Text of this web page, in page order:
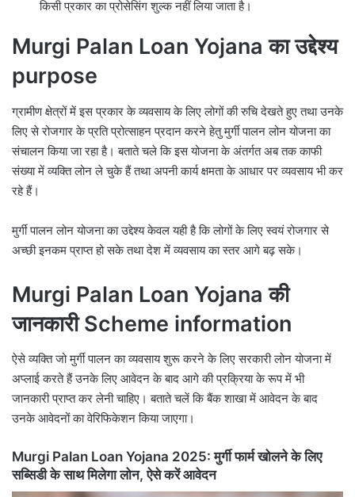
किसी प्रकार का प्रोसेसिंग शुल्क नहीं लिया जाता है।
Murgi Palan Loan Yojana का उद्देश्य
purpose
ग्रामीण क्षेत्रों में इस प्रकार के व्यवसाय के लिए लोगों की रुचि देखते हुए तथा उनके
लिए से रोजगार के प्रति प्रोत्साहन प्रदान करने हेतु मुर्गी पालन लोन योजना का
संचालन किया जा रहा है। बताते चले कि इस योजना के अंतर्गत अब तक काफी
संख्या में व्यक्ति लोन ले चुके हैं तथा अपनी कार्य क्षमता के आधार पर व्यवसाय भी कर
रहे हैं।
मुर्गी पालन लोन योजना का उद्देश्य केवल यही है कि लोगों के लिए स्वयं रोजगार से
अच्छी इनकम प्राप्त हो सके तथा देश में व्यवसाय का स्तर आगे बढ़ सके।
Murgi Palan Loan Yojana की
जानकारी Scheme information
ऐसे व्यक्ति जो मुर्गी पालन का व्यवसाय शुरू करने के लिए सरकारी लोन योजना में
अप्लाई करते हैं उनके लिए आवेदन के बाद आगे की प्रक्रिया के रूप में भी
जानकारी प्राप्त कर लेनी चाहिए। बताते चलें कि बैंक शाखा में आवेदन के बाद
उनके आवेदनों का वेरिफिकेशन किया जाएगा।
Murgi Palan Loan Yojana 2025: मुर्गी फार्म खोलने के लिए
सब्सिडी के साथ मिलेगा लोन, ऐसे करें आवेदन